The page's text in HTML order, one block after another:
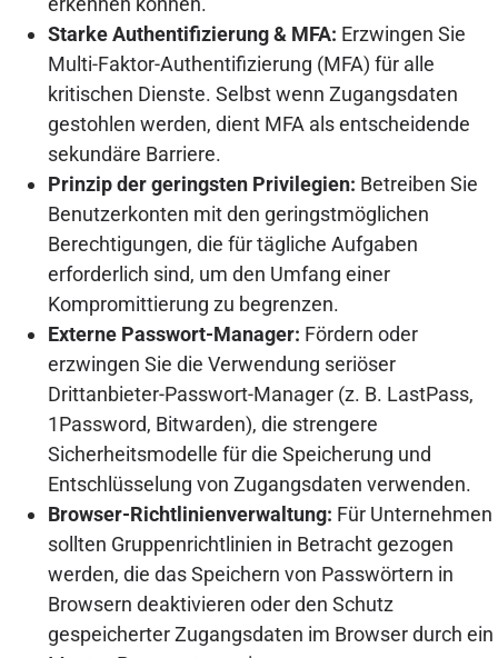
Starke Authentifizierung & MFA: Erzwingen Sie
Multi-Faktor-Authentifizierung (MFA) für alle
kritischen Dienste. Selbst wenn Zugangsdaten
gestohlen werden, dient MFA als entscheidende
sekundäre Barriere.
Prinzip der geringsten Privilegien: Betreiben Sie
Benutzerkonten mit den geringstmöglichen
Berechtigungen, die für tägliche Aufgaben
erforderlich sind, um den Umfang einer
Kompromittierung zu begrenzen.
Externe Passwort-Manager: Fördern oder
erzwingen Sie die Verwendung seriöser
Drittanbieter-Passwort-Manager (z. B. LastPass,
1Password, Bitwarden), die strengere
Sicherheitsmodelle für die Speicherung und
Entschlüsselung von Zugangsdaten verwenden.
Browser-Richtlinienverwaltung: Für Unternehmen
sollten Gruppenrichtlinien in Betracht gezogen
werden, die das Speichern von Passwörtern in
Browsern deaktivieren oder den Schutz
gespeicherter Zugangsdaten im Browser durch ein